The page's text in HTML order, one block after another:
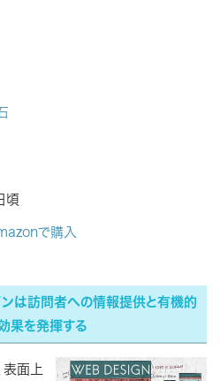
頃
で購入
は訪問者への情報提供と有機的
果を発揮する
表面上